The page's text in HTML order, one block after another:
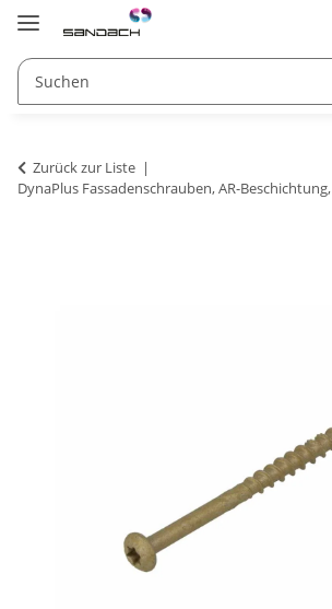
Zurück zur Liste
DynaPlus Fassadenschrauben, AR-